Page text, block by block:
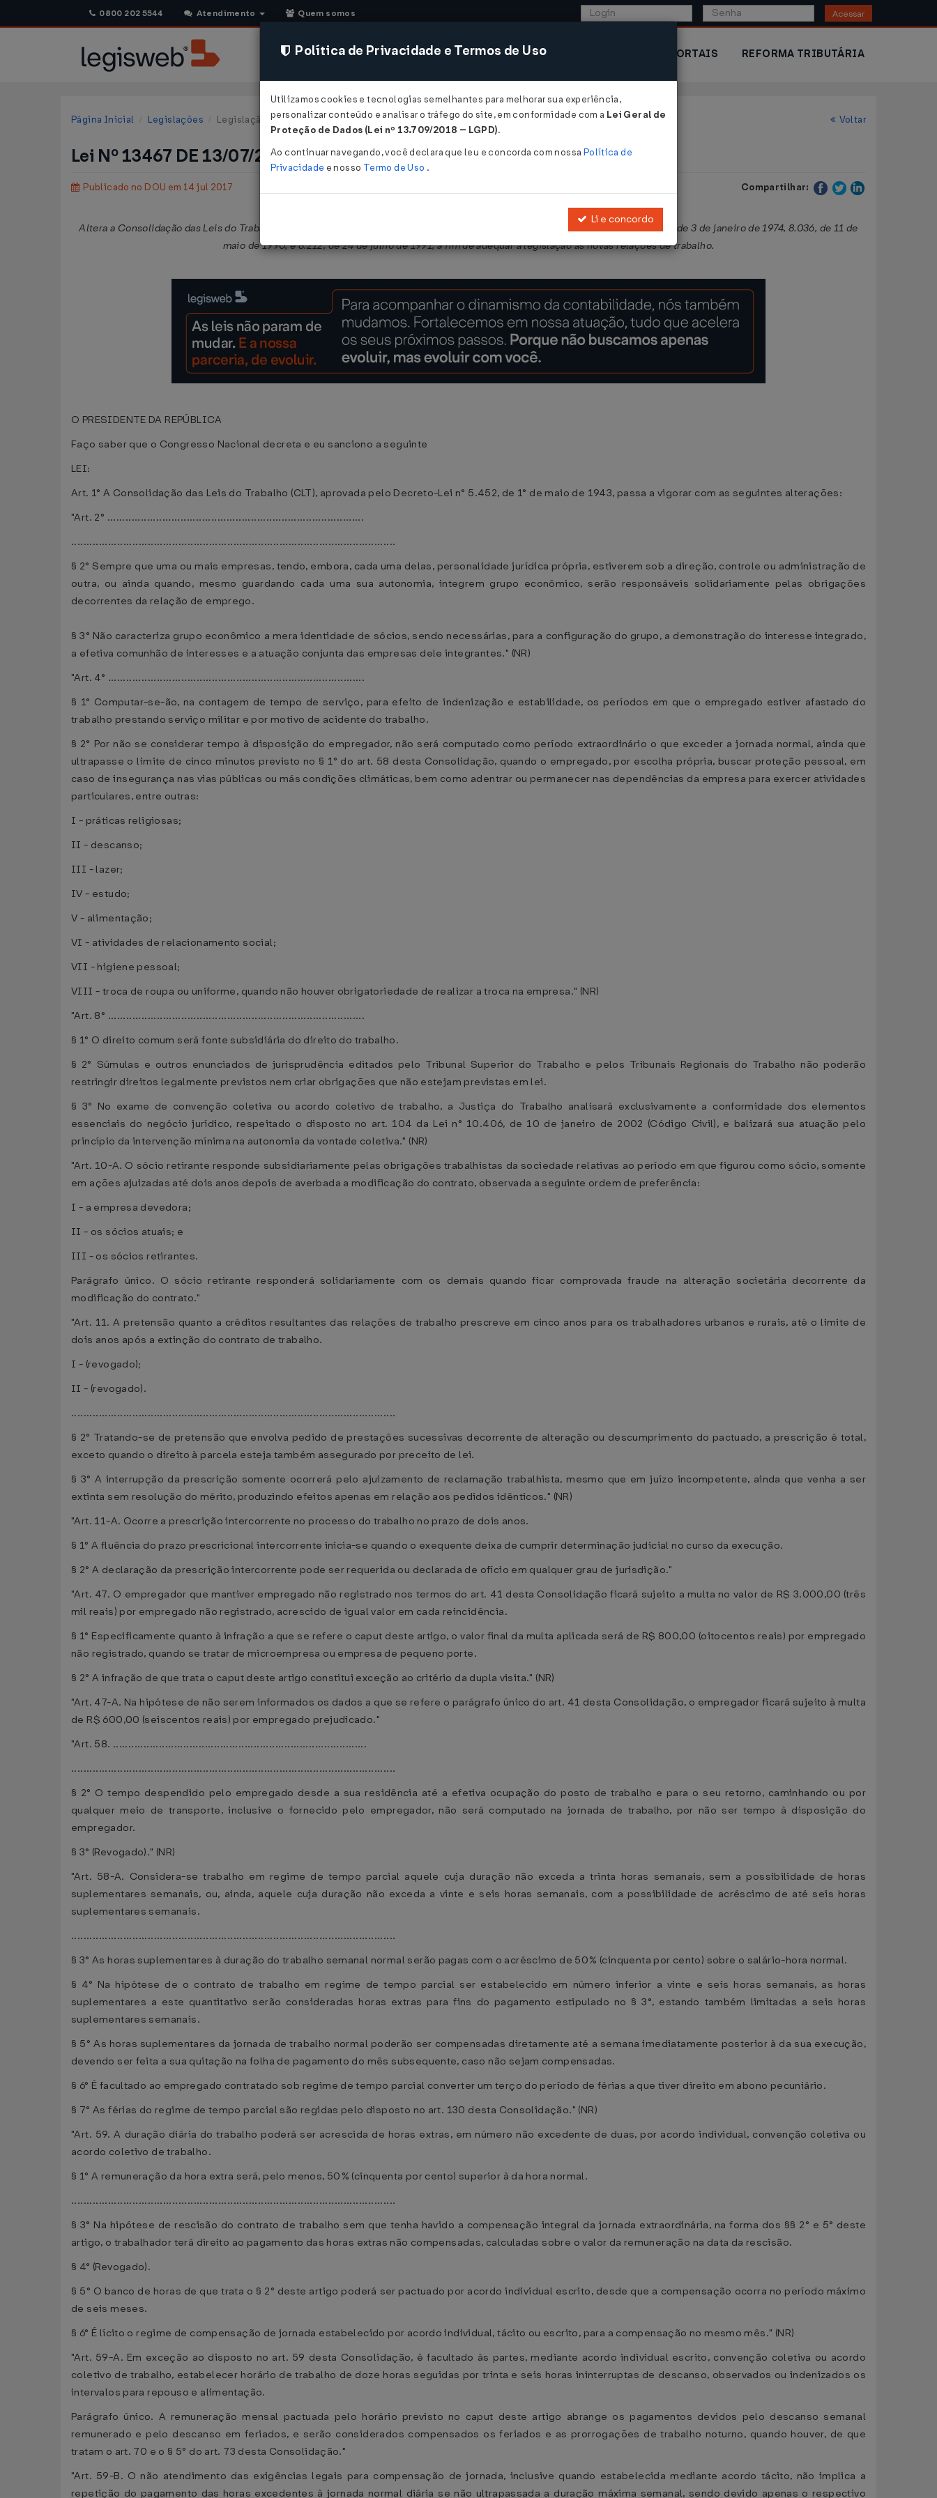
0800 202 5544 Atendimento Quem somos Acessar
CONSULTORIA SISTEMAS COMÉRCIO EXTERIOR PORTAIS REFORMA TRIBUTÁRIA
Página Inicial Legislações Legislação Federal Voltar
Lei Nº 13467 DE 13/07/2017
Publicado no DOU em 14 jul 2017 Compartilhar:
Altera a Consolidação das Leis do Trabalho (CLT), aprovada pelo Decreto-Lei nº 5.452, de 1º de maio de 1943, e as Leis nºs 6.019, de 3 de janeiro de 1974, 8.036, de 11 de
maio de 1990, e 8.212, de 24 de julho de 1991, a fim de adequar a legislação às novas relações de trabalho.
O PRESIDENTE DA REPÚBLICA
Faço saber que o Congresso Nacional decreta e eu sanciono a seguinte
LEI:
Art. 1° A Consolidação das Leis do Trabalho (CLT), aprovada pelo Decreto-Lei n° 5.452, de 1° de maio de 1943, passa a vigorar com as seguintes alterações:
"Art. 2° ....................................................................................
..........................................................................................................
§ 2° Sempre que uma ou mais empresas, tendo, embora, cada uma delas, personalidade jurídica própria, estiverem sob a direção, controle ou administração de
outra, ou ainda quando, mesmo guardando cada uma sua autonomia, integrem grupo econômico, serão responsáveis solidariamente pelas obrigações
decorrentes da relação de emprego.
§ 3° Não caracteriza grupo econômico a mera identidade de sócios, sendo necessárias, para a configuração do grupo, a demonstração do interesse integrado,
a efetiva comunhão de interesses e a atuação conjunta das empresas dele integrantes." (NR)
"Art. 4° ....................................................................................
§ 1° Computar-se-ão, na contagem de tempo de serviço, para efeito de indenização e estabilidade, os períodos em que o empregado estiver afastado do
trabalho prestando serviço militar e por motivo de acidente do trabalho.
§ 2° Por não se considerar tempo à disposição do empregador, não será computado como período extraordinário o que exceder a jornada normal, ainda que
ultrapasse o limite de cinco minutos previsto no § 1° do art. 58 desta Consolidação, quando o empregado, por escolha própria, buscar proteção pessoal, em
caso de insegurança nas vias públicas ou más condições climáticas, bem como adentrar ou permanecer nas dependências da empresa para exercer atividades
particulares, entre outras:
I - práticas religiosas;
II - descanso;
III - lazer;
IV - estudo;
V - alimentação;
VI - atividades de relacionamento social;
VII - higiene pessoal;
VIII - troca de roupa ou uniforme, quando não houver obrigatoriedade de realizar a troca na empresa." (NR)
"Art. 8° ....................................................................................
§ 1° O direito comum será fonte subsidiária do direito do trabalho.
§ 2° Súmulas e outros enunciados de jurisprudência editados pelo Tribunal Superior do Trabalho e pelos Tribunais Regionais do Trabalho não poderão
restringir direitos legalmente previstos nem criar obrigações que não estejam previstas em lei.
§ 3° No exame de convenção coletiva ou acordo coletivo de trabalho, a Justiça do Trabalho analisará exclusivamente a conformidade dos elementos
essenciais do negócio jurídico, respeitado o disposto no art. 104 da Lei n° 10.406, de 10 de janeiro de 2002 (Código Civil), e balizará sua atuação pelo
princípio da intervenção mínima na autonomia da vontade coletiva." (NR)
"Art. 10-A. O sócio retirante responde subsidiariamente pelas obrigações trabalhistas da sociedade relativas ao período em que figurou como sócio, somente
em ações ajuizadas até dois anos depois de averbada a modificação do contrato, observada a seguinte ordem de preferência:
I - a empresa devedora;
II - os sócios atuais; e
III - os sócios retirantes.
Parágrafo único. O sócio retirante responderá solidariamente com os demais quando ficar comprovada fraude na alteração societária decorrente da
modificação do contrato."
"Art. 11. A pretensão quanto a créditos resultantes das relações de trabalho prescreve em cinco anos para os trabalhadores urbanos e rurais, até o limite de
dois anos após a extinção do contrato de trabalho.
I - (revogado);
II - (revogado).
..........................................................................................................
§ 2° Tratando-se de pretensão que envolva pedido de prestações sucessivas decorrente de alteração ou descumprimento do pactuado, a prescrição é total,
exceto quando o direito à parcela esteja também assegurado por preceito de lei.
§ 3° A interrupção da prescrição somente ocorrerá pelo ajuizamento de reclamação trabalhista, mesmo que em juízo incompetente, ainda que venha a ser
extinta sem resolução do mérito, produzindo efeitos apenas em relação aos pedidos idênticos." (NR)
"Art. 11-A. Ocorre a prescrição intercorrente no processo do trabalho no prazo de dois anos.
§ 1° A fluência do prazo prescricional intercorrente inicia-se quando o exequente deixa de cumprir determinação judicial no curso da execução.
§ 2° A declaração da prescrição intercorrente pode ser requerida ou declarada de ofício em qualquer grau de jurisdição."
"Art. 47. O empregador que mantiver empregado não registrado nos termos do art. 41 desta Consolidação ficará sujeito a multa no valor de R$ 3.000,00 (três
mil reais) por empregado não registrado, acrescido de igual valor em cada reincidência.
§ 1° Especificamente quanto à infração a que se refere o caput deste artigo, o valor final da multa aplicada será de R$ 800,00 (oitocentos reais) por empregado
não registrado, quando se tratar de microempresa ou empresa de pequeno porte.
§ 2° A infração de que trata o caput deste artigo constitui exceção ao critério da dupla visita." (NR)
"Art. 47-A. Na hipótese de não serem informados os dados a que se refere o parágrafo único do art. 41 desta Consolidação, o empregador ficará sujeito à multa
de R$ 600,00 (seiscentos reais) por empregado prejudicado."
"Art. 58. ...................................................................................
..........................................................................................................
§ 2° O tempo despendido pelo empregado desde a sua residência até a efetiva ocupação do posto de trabalho e para o seu retorno, caminhando ou por
qualquer meio de transporte, inclusive o fornecido pelo empregador, não será computado na jornada de trabalho, por não ser tempo à disposição do
empregador.
§ 3° (Revogado)." (NR)
"Art. 58-A. Considera-se trabalho em regime de tempo parcial aquele cuja duração não exceda a trinta horas semanais, sem a possibilidade de horas
suplementares semanais, ou, ainda, aquele cuja duração não exceda a vinte e seis horas semanais, com a possibilidade de acréscimo de até seis horas
suplementares semanais.
..........................................................................................................
§ 3° As horas suplementares à duração do trabalho semanal normal serão pagas com o acréscimo de 50% (cinquenta por cento) sobre o salário-hora normal.
§ 4° Na hipótese de o contrato de trabalho em regime de tempo parcial ser estabelecido em número inferior a vinte e seis horas semanais, as horas
suplementares a este quantitativo serão consideradas horas extras para fins do pagamento estipulado no § 3°, estando também limitadas a seis horas
suplementares semanais.
§ 5° As horas suplementares da jornada de trabalho normal poderão ser compensadas diretamente até a semana imediatamente posterior à da sua execução,
devendo ser feita a sua quitação na folha de pagamento do mês subsequente, caso não sejam compensadas.
§ 6° É facultado ao empregado contratado sob regime de tempo parcial converter um terço do período de férias a que tiver direito em abono pecuniário.
§ 7° As férias do regime de tempo parcial são regidas pelo disposto no art. 130 desta Consolidação." (NR)
"Art. 59. A duração diária do trabalho poderá ser acrescida de horas extras, em número não excedente de duas, por acordo individual, convenção coletiva ou
acordo coletivo de trabalho.
§ 1° A remuneração da hora extra será, pelo menos, 50% (cinquenta por cento) superior à da hora normal.
..........................................................................................................
§ 3° Na hipótese de rescisão do contrato de trabalho sem que tenha havido a compensação integral da jornada extraordinária, na forma dos §§ 2° e 5° deste
artigo, o trabalhador terá direito ao pagamento das horas extras não compensadas, calculadas sobre o valor da remuneração na data da rescisão.
§ 4° (Revogado).
§ 5° O banco de horas de que trata o § 2° deste artigo poderá ser pactuado por acordo individual escrito, desde que a compensação ocorra no período máximo
de seis meses.
§ 6° É lícito o regime de compensação de jornada estabelecido por acordo individual, tácito ou escrito, para a compensação no mesmo mês." (NR)
"Art. 59-A. Em exceção ao disposto no art. 59 desta Consolidação, é facultado às partes, mediante acordo individual escrito, convenção coletiva ou acordo
coletivo de trabalho, estabelecer horário de trabalho de doze horas seguidas por trinta e seis horas ininterruptas de descanso, observados ou indenizados os
intervalos para repouso e alimentação.
Parágrafo único. A remuneração mensal pactuada pelo horário previsto no caput deste artigo abrange os pagamentos devidos pelo descanso semanal
remunerado e pelo descanso em feriados, e serão considerados compensados os feriados e as prorrogações de trabalho noturno, quando houver, de que
tratam o art. 70 e o § 5° do art. 73 desta Consolidação."
"Art. 59-B. O não atendimento das exigências legais para compensação de jornada, inclusive quando estabelecida mediante acordo tácito, não implica a
repetição do pagamento das horas excedentes à jornada normal diária se não ultrapassada a duração máxima semanal, sendo devido apenas o respectivo
Política de Privacidade e Termos de Uso
Utilizamos cookies e tecnologias semelhantes para melhorar sua experiência,
personalizar conteúdo e analisar o tráfego do site, em conformidade com a Lei Geral de
Proteção de Dados (Lei nº 13.709/2018 – LGPD).
Ao continuar navegando, você declara que leu e concorda com nossa Política de
Privacidade e nosso Termo de Uso .
Li e concordo